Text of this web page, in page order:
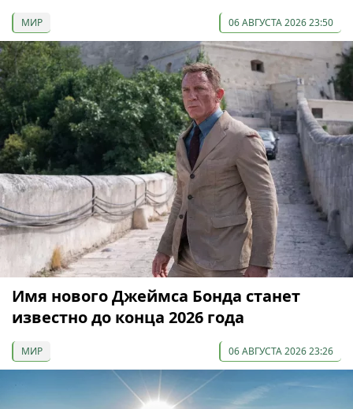
МИР 06 АВГУСТА 2026 23:50
Имя нового Джеймса Бонда станет
известно до конца 2026 года
МИР 06 АВГУСТА 2026 23:26